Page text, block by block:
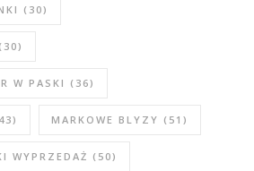
(30)
(30)
W PASKI (36)
MARKOWE BLYZY (51)
WYPRZEDAŻ (50)